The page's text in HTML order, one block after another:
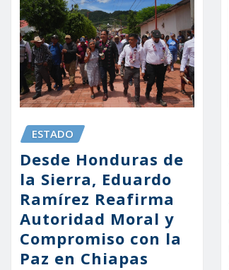
ESTADO
Desde Honduras de
la Sierra, Eduardo
Ramírez Reafirma
Autoridad Moral y
Compromiso con la
Paz en Chiapas